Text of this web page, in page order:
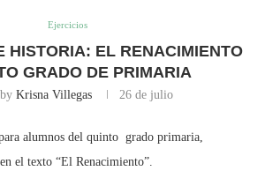
Ejercicios
HISTORIA: EL RENACIMIENTO
GRADO DE PRIMARIA
Krisna Villegas 26 de julio
alumnos del quinto grado primaria,
el texto “El Renacimiento”.